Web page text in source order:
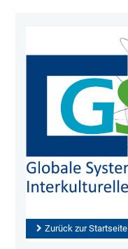
Zurück zur Startseite